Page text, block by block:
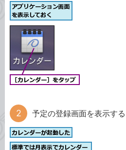
予定の登録画面を表示する